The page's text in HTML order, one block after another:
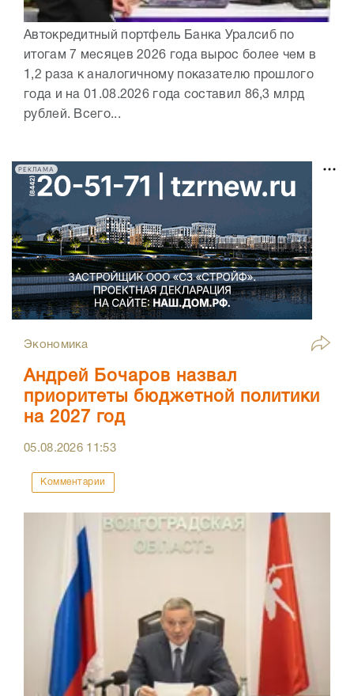
Автокредитный портфель Банка Уралсиб по
итогам 7 месяцев 2026 года вырос более чем в
1,2 раза к аналогичному показателю прошлого
года и на 01.08.2026 года составил 86,3 млрд
рублей. Всего...
РЕКЛАМА
Экономика
Андрей Бочаров назвал
приоритеты бюджетной политики
на 2027 год
05.08.2026 11:53
Комментарии